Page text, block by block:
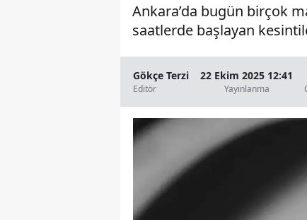
Ankara’da bugün birçok
saatlerde başlayan
Gökçe Terzi
Editör
22 Ekim 2025 12:41
Yayınlanma